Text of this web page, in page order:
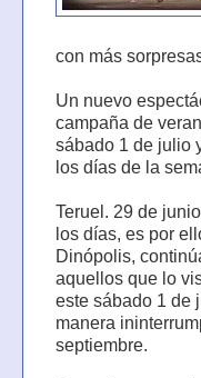
con más
Un nuevo
campaña de
sábado 1 de julio
los días de la
Teruel. 29 de
los días, es por
Dinópolis,
aquellos que lo
este sábado 1 de
manera
septiembre.